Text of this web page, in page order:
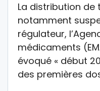
La distribution
notamment
régulateur,
médicaments
évoqué « début
des premières